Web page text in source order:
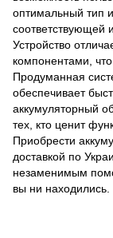
оптимальный тип
соответствующей
Устройство
компонентами, что
Продуманная
обеспечивает
аккумуляторный
тех, кто ценит
Приобрести
доставкой по
незаменимым
вы ни находились.